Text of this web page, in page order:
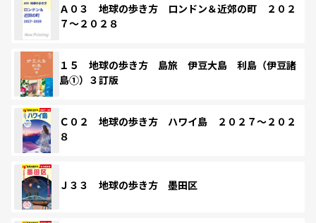
Ａ０３ 地球の歩き方 ロンドン＆近郊の町 ２０２
７～２０２８
１５ 地球の歩き方 島旅 伊豆大島 利島（伊豆諸
島①）３訂版
Ｃ０２ 地球の歩き方 ハワイ島 ２０２７～２０２
８
Ｊ３３ 地球の歩き方 墨田区